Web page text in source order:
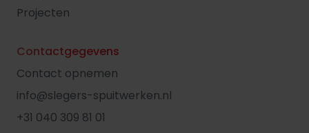
Projecten
Contactgegevens
Contact opnemen
info@slegers-spuitwerken.nl
+31 040 309 81 01